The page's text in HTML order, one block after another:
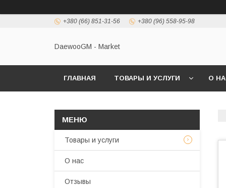
+380 (66) 851-31-56 +380 (96) 558-95-98
DaewooGM - Market
ГЛАВНАЯ ТОВАРЫ И УСЛУГИ О
Товары и услуги
О нас
Отзывы